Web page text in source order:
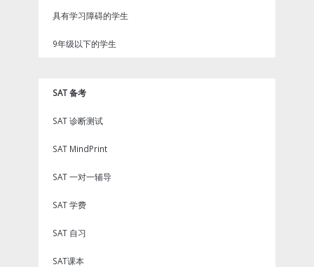
具有学习障碍的学生
9年级以下的学生
SAT 备考
SAT 诊断测试
SAT MindPrint
SAT 一对一辅导
SAT 学费
SAT 自习
SAT课本